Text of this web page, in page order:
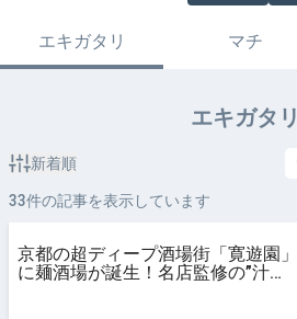
エキガタリ マチ
エキガタリ
新着順
33件の記事を表示しています
京都の超ディープ酒場街「寛遊園」
に麺酒場が誕生！名店監修の”汁な